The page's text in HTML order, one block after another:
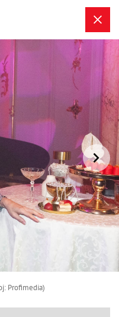
Profimedia)